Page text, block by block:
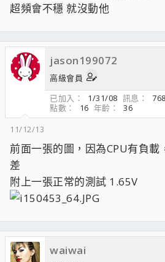
超頻會不穩 就沒動他
jason199072
高級會員
已加入
1/31/08 訊息 768
點數
16 年齡
36
11/12/13
前面一張的圖，因為CPU有負
差
附上一張正常的測試 1.65V
waiwai